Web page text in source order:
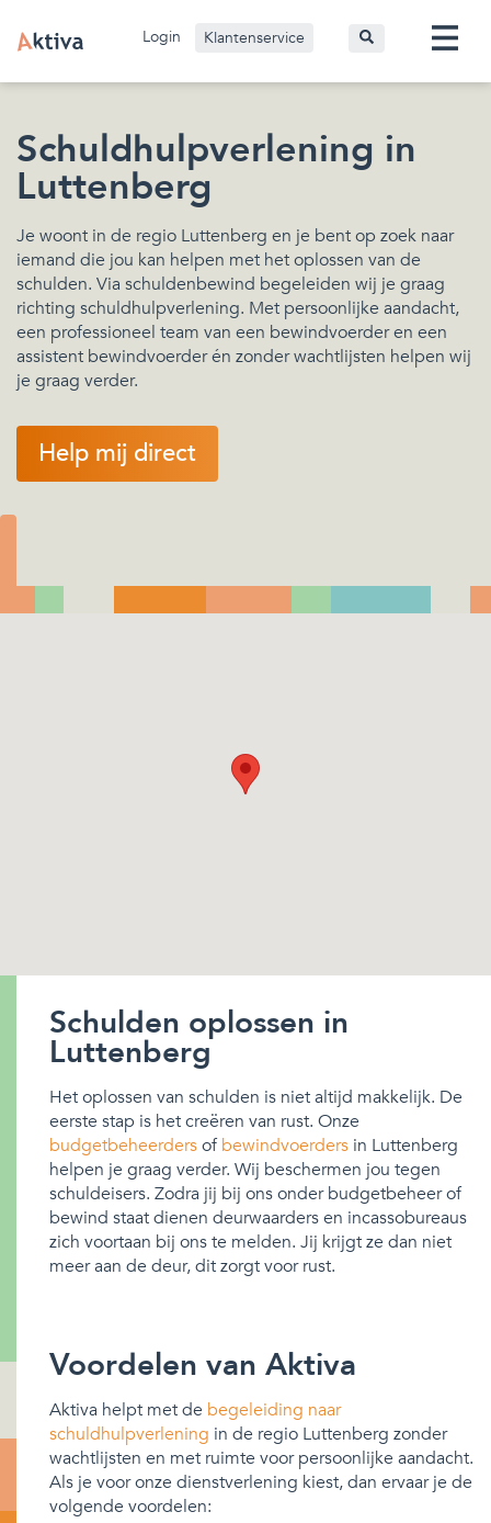
Login Klantenservice
Schuldhulpverlening in
Luttenberg
Je woont in de regio Luttenberg en je bent op zoek naar
iemand die jou kan helpen met het oplossen van de
schulden. Via schuldenbewind begeleiden wij je graag
richting schuldhulpverlening. Met persoonlijke aandacht,
een professioneel team van een bewindvoerder en een
assistent bewindvoerder én zonder wachtlijsten helpen wij
je graag verder.
Help mij direct
Schulden oplossen in
Luttenberg
Het oplossen van schulden is niet altijd makkelijk. De
eerste stap is het creëren van rust. Onze
budgetbeheerdersofbewindvoerders in Luttenberg
helpen je graag verder. Wij beschermen jou tegen
schuldeisers. Zodra jij bij ons onder budgetbeheer of
bewind staat dienen deurwaarders en incassobureaus
zich voortaan bij ons te melden. Jij krijgt ze dan niet
meer aan de deur, dit zorgt voor rust.
Voordelen van Aktiva
Aktiva helpt met de begeleiding naar
schuldhulpverlening in de regio Luttenberg zonder
wachtlijsten en met ruimte voor persoonlijke aandacht.
Als je voor onze dienstverlening kiest, dan ervaar je de
volgende voordelen: